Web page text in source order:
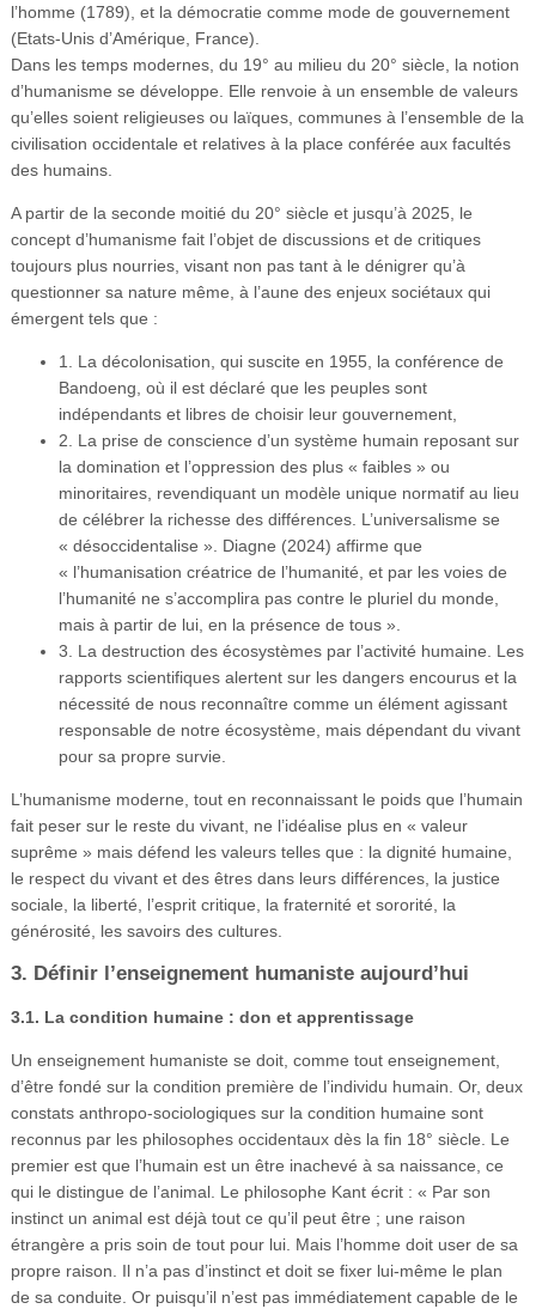
l’homme (1789), et la démocratie comme mode de gouvernement
(Etats-Unis d’Amérique, France).
Dans les temps modernes, du 19° au milieu du 20° siècle, la notion
d’humanisme se développe. Elle renvoie à un ensemble de valeurs
qu’elles soient religieuses ou laïques, communes à l’ensemble de la
civilisation occidentale et relatives à la place conférée aux facultés
des humains.
A partir de la seconde moitié du 20° siècle et jusqu’à 2025, le
concept d’humanisme fait l’objet de discussions et de critiques
toujours plus nourries, visant non pas tant à le dénigrer qu’à
questionner sa nature même, à l’aune des enjeux sociétaux qui
émergent tels que :
1. La décolonisation, qui suscite en 1955, la conférence de
Bandoeng, où il est déclaré que les peuples sont
indépendants et libres de choisir leur gouvernement,
2. La prise de conscience d’un système humain reposant sur
la domination et l’oppression des plus « faibles » ou
minoritaires, revendiquant un modèle unique normatif au lieu
de célébrer la richesse des différences. L’universalisme se
« désoccidentalise ». Diagne (2024) affirme que
« l’humanisation créatrice de l’humanité, et par les voies de
l’humanité ne s’accomplira pas contre le pluriel du monde,
mais à partir de lui, en la présence de tous ».
3. La destruction des écosystèmes par l’activité humaine. Les
rapports scientifiques alertent sur les dangers encourus et la
nécessité de nous reconnaître comme un élément agissant
responsable de notre écosystème, mais dépendant du vivant
pour sa propre survie.
L’humanisme moderne, tout en reconnaissant le poids que l’humain
fait peser sur le reste du vivant, ne l’idéalise plus en « valeur
suprême » mais défend les valeurs telles que : la dignité humaine,
le respect du vivant et des êtres dans leurs différences, la justice
sociale, la liberté, l’esprit critique, la fraternité et sororité, la
générosité, les savoirs des cultures.
3. Définir l’enseignement humaniste aujourd’hui
3.1. La condition humaine : don et apprentissage
Un enseignement humaniste se doit, comme tout enseignement,
d’être fondé sur la condition première de l’individu humain. Or, deux
constats anthropo-sociologiques sur la condition humaine sont
reconnus par les philosophes occidentaux dès la fin 18° siècle. Le
premier est que l’humain est un être inachevé à sa naissance, ce
qui le distingue de l’animal. Le philosophe Kant écrit : « Par son
instinct un animal est déjà tout ce qu’il peut être ; une raison
étrangère a pris soin de tout pour lui. Mais l’homme doit user de sa
propre raison. Il n’a pas d’instinct et doit se fixer lui-même le plan
de sa conduite. Or puisqu’il n’est pas immédiatement capable de le